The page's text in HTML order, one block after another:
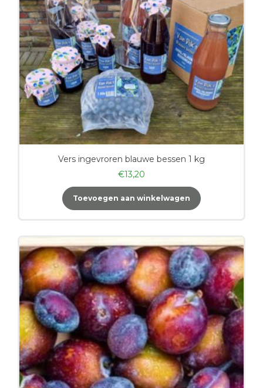
Vers ingevroren blauwe bessen 1 kg
€13,20
Toevoegen aan winkelwagen